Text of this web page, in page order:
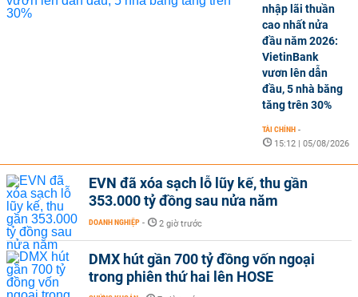
nhập lãi thuần
cao nhất nửa
đầu năm 2026:
VietinBank
vươn lên dẫn
đầu, 5 nhà băng
tăng trên 30%
TÀI CHÍNH -
15:12 | 05/08/2026
EVN đã xóa sạch lỗ lũy kế, thu gần
353.000 tỷ đồng sau nửa năm
DOANH NGHIỆP - 2 giờ trước
DMX hút gần 700 tỷ đồng vốn ngoại
trong phiên thứ hai lên HOSE